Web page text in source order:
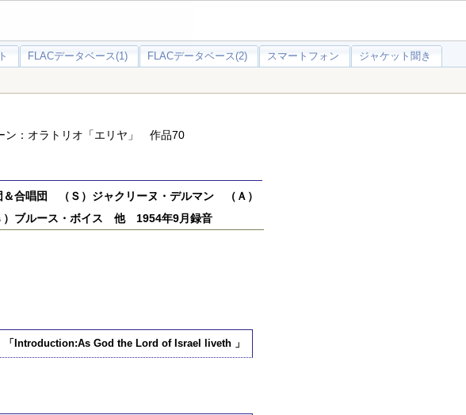
FLACデータベース(1) FLACデータベース(2) スマートフォン ジャケット聞き
ン：オラトリオ「エリヤ」 作品70
合唱団 （Ｓ）ジャクリーヌ・デルマン （Ａ）
）ブルース・ボイス 他 1954年9月録音
Introduction:As God the Lord of Israel liveth 」